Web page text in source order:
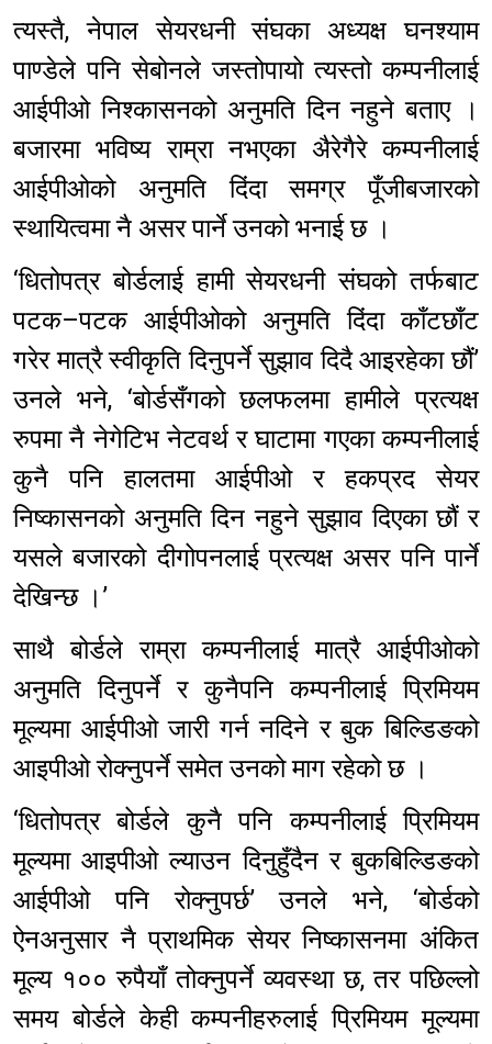
त्यस्तै, नेपाल सेयरधनी संघका अध्यक्ष घनश्याम
पाण्डेले पनि सेबोनले जस्तोपायो त्यस्तो कम्पनीलाई
आईपीओ निश्कासनको अनुमति दिन नहुने बताए ।
बजारमा भविष्य राम्रा नभएका अ‍ैरेगैरे कम्पनीलाई
आईपीओको अनुमति दिंदा समग्र पूँजीबजारको
स्थायित्वमा नै असर पार्ने उनको भनाई छ ।
‘धितोपत्र बोर्डलाई हामी सेयरधनी संघको तर्फबाट
पटक–पटक आईपीओको अनुमति दिंदा काँटछाँट
गरेर मात्रै स्वीकृति दिनुपर्ने सुझाव दिदै आइरहेका छौं’
उनले भने, ‘बोर्डसँगको छलफलमा हामीले प्रत्यक्ष
रुपमा नै नेगेटिभ नेटवर्थ र घाटामा गएका कम्पनीलाई
कुनै पनि हालतमा आईपीओ र हकप्रद सेयर
निष्कासनको अनुमति दिन नहुने सुझाव दिएका छौं र
यसले बजारको दीगोपनलाई प्रत्यक्ष असर पनि पार्ने
देखिन्छ ।’
साथै बोर्डले राम्रा कम्पनीलाई मात्रै आईपीओको
अनुमति दिनुपर्ने र कुनैपनि कम्पनीलाई प्रिमियम
मूल्यमा आईपीओ जारी गर्न नदिने र बुक बिल्डिङको
आइपीओ रोक्नुपर्ने समेत उनको माग रहेको छ ।
‘धितोपत्र बोर्डले कुनै पनि कम्पनीलाई प्रिमियम
मूल्यमा आइपीओ ल्याउन दिनुहुँदैन र बुकबिल्डिङको
आईपीओ पनि रोक्नुपर्छ’ उनले भने, ‘बोर्डको
ऐनअनुसार नै प्राथमिक सेयर निष्कासनमा अंकित
मूल्य १०० रुपैयाँ तोक्नुपर्ने व्यवस्था छ, तर पछिल्लो
समय बोर्डले केही कम्पनीहरुलाई प्रिमियम मूल्यमा